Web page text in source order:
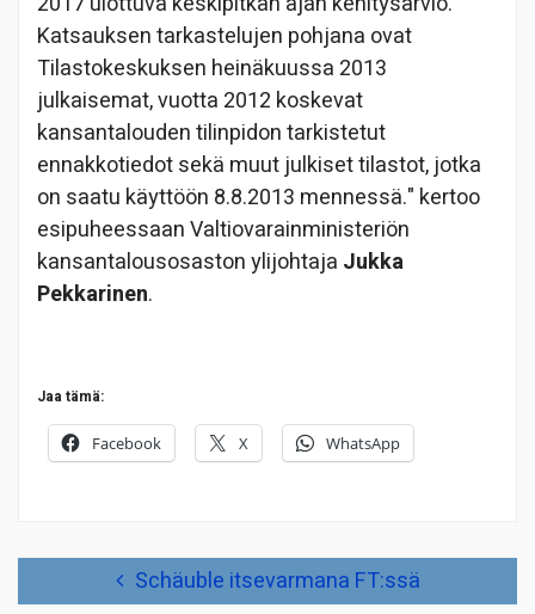
Katsauksen tarkastelujen pohjana ovat
Tilastokeskuksen heinäkuussa 2013
julkaisemat, vuotta 2012 koskevat
kansantalouden tilinpidon tarkistetut
ennakkotiedot sekä muut julkiset tilastot, jotka
on saatu käyttöön 8.8.2013 mennessä." kertoo
esipuheessaan Valtiovarainministeriön
kansantalousosaston ylijohtaja Jukka
Pekkarinen.
Jaa tämä:
Facebook X WhatsApp
Schäuble itsevarmana FT:ssä